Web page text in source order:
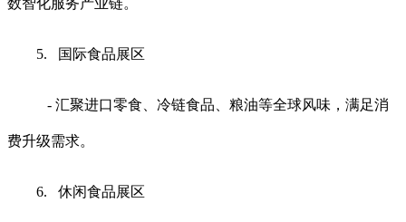
5. 国际食品展区
- 汇聚进口零食、冷链食品、粮油等全球风味，满足消
费升级需求。
6. 休闲食品展区